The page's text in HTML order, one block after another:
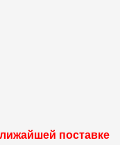
поставке